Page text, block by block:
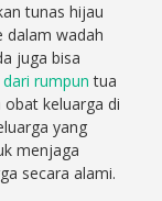
tunas hijau
dalam wadah
juga bisa
rumpun tua
keluarga di
yang
menjaga
secara alami.